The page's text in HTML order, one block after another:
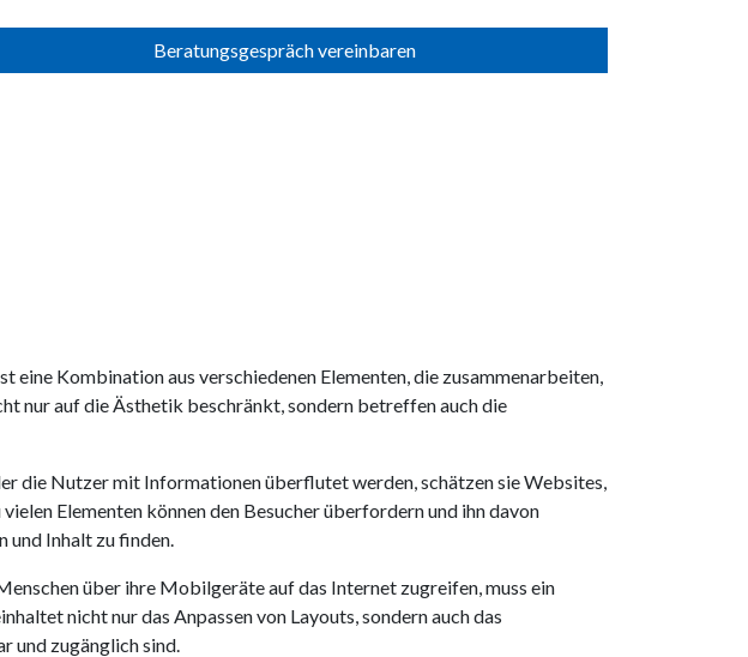
Beratungsgespräch vereinbaren
eine Kombination aus verschiedenen Elementen, die zusammenarbeiten,
nur auf die Ästhetik beschränkt, sondern betreffen auch die
die Nutzer mit Informationen überflutet werden, schätzen sie Websites,
Elementen können den Besucher überfordern und ihn davon
und Inhalt zu finden.
über ihre Mobilgeräte auf das Internet zugreifen, muss ein
nicht nur das Anpassen von Layouts, sondern auch das
und zugänglich sind.